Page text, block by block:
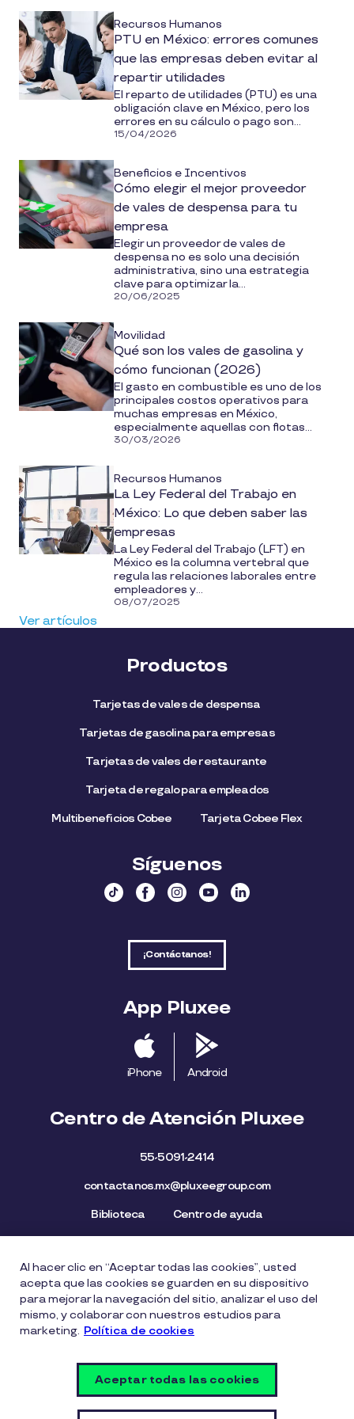
Recursos Humanos
PTU en México: errores comunes
que las empresas deben evitar al
repartir utilidades
El reparto de utilidades (PTU) es una
obligación clave en México, pero los
errores en su cálculo o pago son...
15/04/2026
Beneficios e Incentivos
Cómo elegir el mejor proveedor
de vales de despensa para tu
empresa
Elegir un proveedor de vales de
despensa no es solo una decisión
administrativa, sino una estrategia
clave para optimizar la...
20/06/2025
Movilidad
Qué son los vales de gasolina y
cómo funcionan (2026)
El gasto en combustible es uno de los
principales costos operativos para
muchas empresas en México,
especialmente aquellas con flotas...
30/03/2026
Recursos Humanos
La Ley Federal del Trabajo en
México: Lo que deben saber las
empresas
La Ley Federal del Trabajo (LFT) en
México es la columna vertebral que
regula las relaciones laborales entre
empleadores y...
08/07/2025
Ver artículos
Productos
Tarjetas de vales de despensa
Tarjetas de gasolina para empresas
Tarjetas de vales de restaurante
Tarjeta de regalo para empleados​
Multibeneficios Cobee Tarjeta Cobee Flex
Síguenos
¡Contáctanos!
App Pluxee
iPhone Android
Centro de Atención Pluxee
55-5091-2414
contactanos.mx@pluxeegroup.com
Biblioteca Centro de ayuda
Mapa del Sitio Aviso de privacidad Política de cookies
Licencia de Uso de Marca Política de Denuncia
Carta Ética Lista de precios
Información
Vulnerability Disclosure Policy
Configuración de cookies
Al hacer clic en “Aceptar todas las cookies”, usted
acepta que las cookies se guarden en su dispositivo
para mejorar la navegación del sitio, analizar el uso del
mismo, y colaborar con nuestros estudios para
marketing. Política de cookies
Aceptar todas las cookies